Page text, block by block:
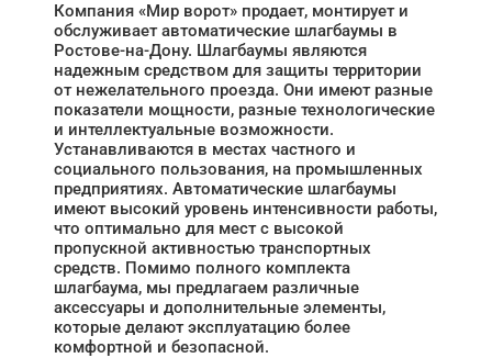
Компания «Мир ворот» продает, монтирует и
обслуживает автоматические шлагбаумы в
Ростове-на-Дону. Шлагбаумы являются
надежным средством для защиты территории
от нежелательного проезда. Они имеют разные
показатели мощности, разные технологические
и интеллектуальные возможности.
Устанавливаются в местах частного и
социального пользования, на промышленных
предприятиях. Автоматические шлагбаумы
имеют высокий уровень интенсивности работы,
что оптимально для мест с высокой
пропускной активностью транспортных
средств. Помимо полного комплекта
шлагбаума, мы предлагаем различные
аксессуары и дополнительные элементы,
которые делают эксплуатацию более
комфортной и безопасной.